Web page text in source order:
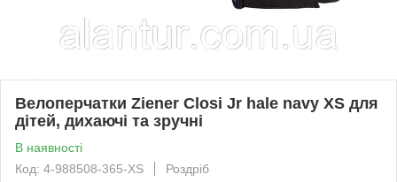
Велоперчатки Ziener Closi Jr hale navy XS для
дітей, дихаючі та зручні
В наявності
Код: 4-988508-365-XS
Роздріб